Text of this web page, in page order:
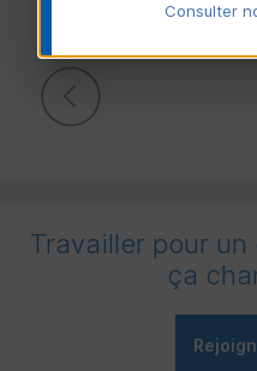
Travailler pour
ça
Consulter